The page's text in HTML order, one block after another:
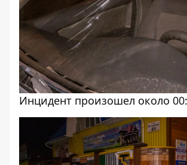
Инцидент произошел около